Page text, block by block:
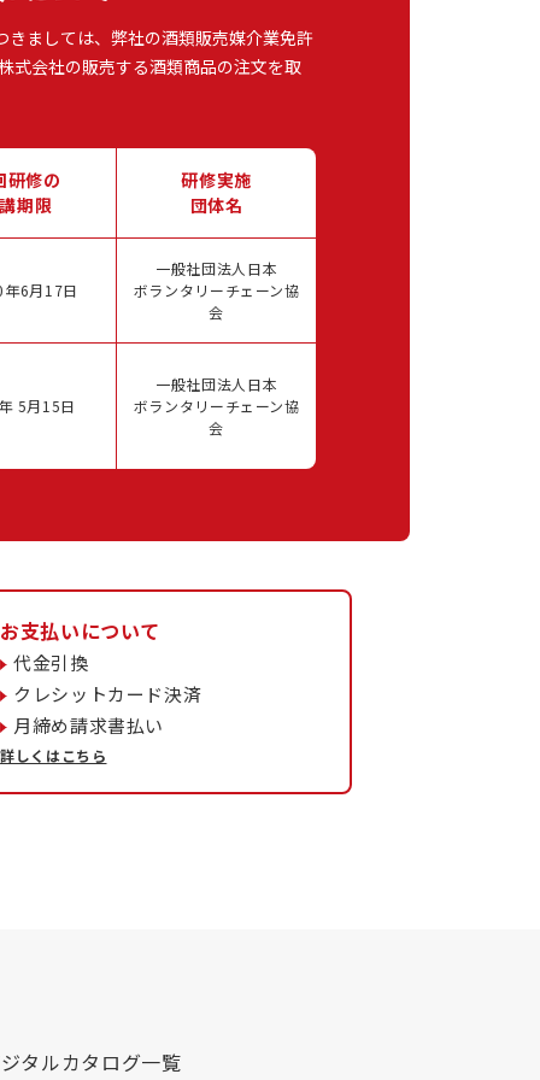
ましては、弊社の酒類販売媒介業免許
式会社の販売する酒類商品の注文を取
研修の
期限
研修実施
団体名
6月17日
一般社団法人日本
ボランタリーチェーン協
会
5月15日
一般社団法人日本
ボランタリーチェーン協
会
お支払いについて
代金引換
クレシットカード決済
月締め請求書払い
詳しくはこちら
タルカタログ一覧